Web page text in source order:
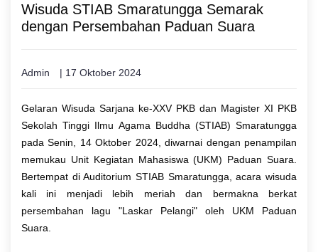
Wisuda STIAB Smaratungga Semarak
dengan Persembahan Paduan Suara
Admin | 17 Oktober 2024
Gelaran Wisuda Sarjana ke-XXV PKB dan Magister XI PKB
Sekolah Tinggi Ilmu Agama Buddha (STIAB) Smaratungga
pada Senin, 14 Oktober 2024, diwarnai dengan penampilan
memukau Unit Kegiatan Mahasiswa (UKM) Paduan Suara.
Bertempat di Auditorium STIAB Smaratungga, acara wisuda
kali ini menjadi lebih meriah dan bermakna berkat
persembahan lagu "Laskar Pelangi" oleh UKM Paduan
Suara.